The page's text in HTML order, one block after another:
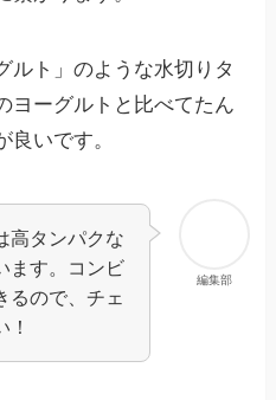
ルト」のような水切りタ
ヨーグルトと比べてたん
良いです。
編集部
高タンパクな
ます。コンビ
るので、チェ